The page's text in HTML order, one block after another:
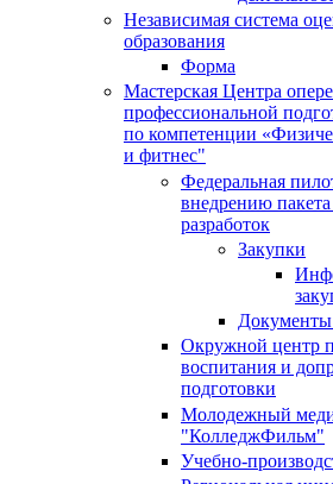
Независимая система
образования
Форма
Мастерская Центра
профессиональной
по компетенции
и фитнес"
Федеральная
внедрению
разработок
Закупки
Окружной центр
воспитания и
подготовки
Молодежный
"КолледжФильм"
Учебно-